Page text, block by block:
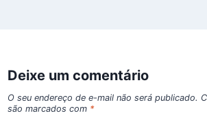
Deixe um comentário
O seu endereço de e-mail não será publicado.
são marcados com *